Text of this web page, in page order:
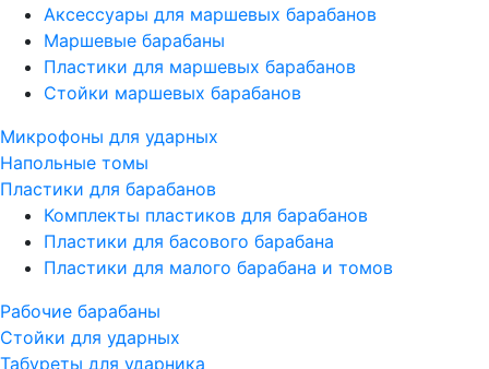
Аксессуары для маршевых барабанов
Маршевые барабаны
Пластики для маршевых барабанов
Стойки маршевых барабанов
Микрофоны для ударных
Напольные томы
Пластики для барабанов
Комплекты пластиков для барабанов
Пластики для басового барабана
Пластики для малого барабана и томов
Рабочие барабаны
Стойки для ударных
Табуреты для ударника